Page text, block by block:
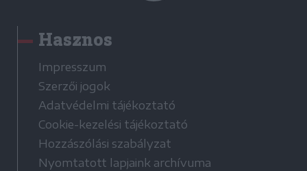
Hasznos
Impresszum
Szerzői jogok
Adatvédelmi tájékoztató
Cookie-kezelési tájékoztató
Hozzászólási szabályzat
Nyomtatott lapjaink archívuma